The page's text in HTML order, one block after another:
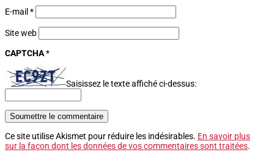
E-mail *
Site web
CAPTCHA*
Saisissez le texte affiché ci-dessus:
Soumettre le commentaire
Ce site utilise Akismet pour réduire les indésirables. En savoir plus
sur la façon dont les données de vos commentaires sont traitées.